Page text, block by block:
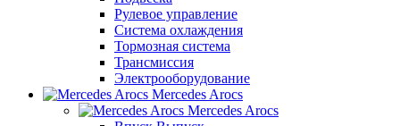
Рулевое управление
Система охлаждения
Тормозная система
Трансмиссия
Электрооборудование
Mercedes Arocs
Mercedes Arocs